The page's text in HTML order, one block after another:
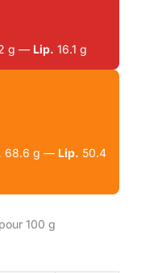
g — Lip. 16.1 g
68.6 g — Lip. 50.4
100 g